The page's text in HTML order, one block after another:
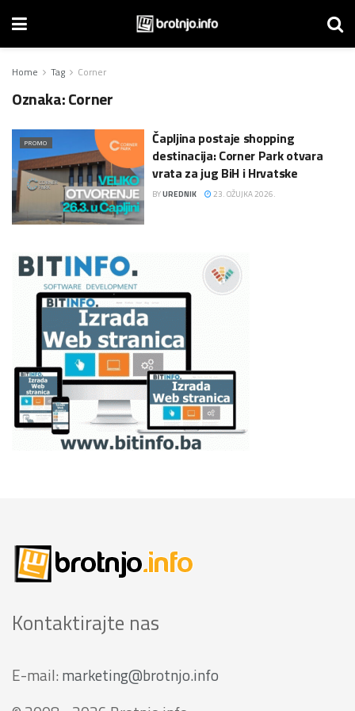
Home Tag Corner
Oznaka:Corner
PROMO
Čapljina postaje shopping
destinacija: Corner Park otvara
vrata za jug BiH i Hrvatske
BYUREDNIK 23. OŽUJKA 2026.
Kontaktirajte nas
E-mail: marketing@brotnjo.info